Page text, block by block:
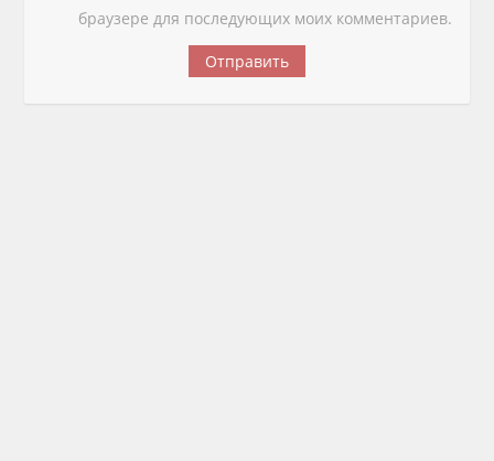
браузере для последующих моих комментариев.